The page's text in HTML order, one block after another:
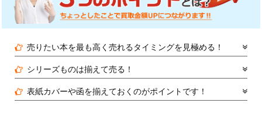
売りたい本を最も高く売れるタイミングを見極める！
シリーズものは揃えて売る！
表紙カバーや函を揃えておくのがポイントです！